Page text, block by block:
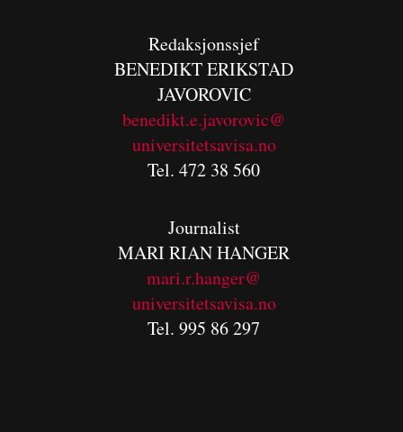
Redaksjonssjef
BENEDIKTERIKSTAD
JAVOROVIC
benedikt.e.javorovic@
universitetsavisa.no
Tel. 472 38 560
Journalist
MARI RIAN HANGER
mari.r.hanger@
universitetsavisa.no
Tel. 995 86 297